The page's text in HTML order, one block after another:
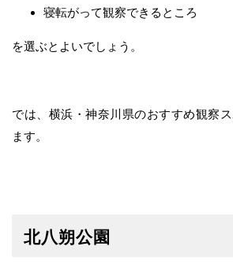
寝転がって観察できるところ
を選ぶとよいでしょう。
では、横浜・神奈川県のおすすめ観察
ます。
北八朔公園